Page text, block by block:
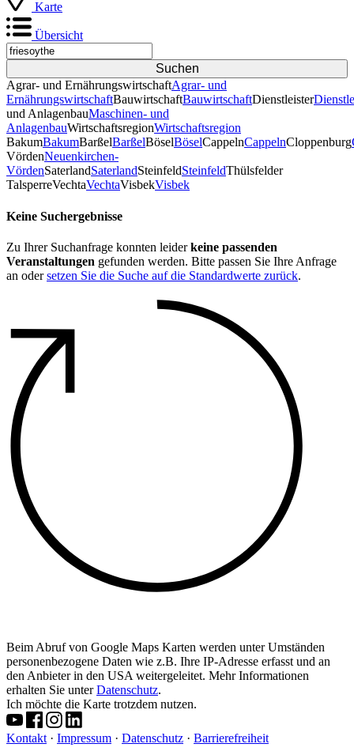
Karte
Übersicht
Agrar- und ErnährungswirtschaftAgrar- und
ErnährungswirtschaftBauwirtschaftBauwirtschaftDienstleister
und AnlagenbauMaschinen- und
AnlagenbauWirtschaftsregionWirtschaftsregion
BakumBakumBarßelBarßelBöselBöselCappelnCappelnCloppenburg
VördenNeuenkirchen-
VördenSaterlandSaterlandSteinfeldSteinfeldThülsfelder
TalsperreVechtaVechtaVisbekVisbek
Keine Suchergebnisse
Zu Ihrer Suchanfrage konnten leiderkeine passenden
Veranstaltungen gefunden werden. Bitte passen Sie Ihre Anfrage
an odersetzen Sie die Suche auf die Standardwerte zurück.
Beim Abruf von Google Maps Karten werden unter Umständen
personenbezogene Daten wie z.B. Ihre IP-Adresse erfasst und an
den Anbieter in den USA weitergeleitet. Mehr Informationen
erhalten Sie unterDatenschutz.
Ich möchte die Karte trotzdem nutzen.
Kontakt · Impressum · Datenschutz · Barrierefreiheit